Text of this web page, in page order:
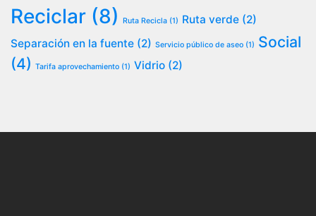
Reciclar (8) Ruta Recicla (1) Ruta verde (2)
Separación en la fuente (2) Servicio público de aseo (1) Social
(4) Tarifa aprovechamiento (1) Vidrio (2)